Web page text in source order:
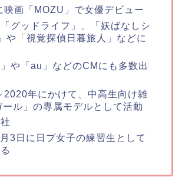
映画「MOZU」で女優デビュー
グッドライフ」、「妖ばなしシ
や「視覚探偵日暮旅人」などに
」や「au」などのCMにも多数出
2020年にかけて、中高生向け雑
ル」の専属モデルとして活動
3日に日プ女子の練習生として